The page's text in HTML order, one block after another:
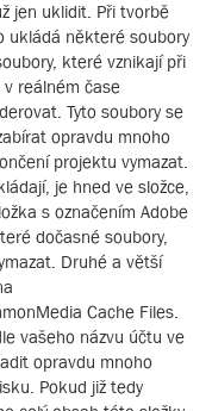
jen uklidit. Při tvorbě
ukládá některé soubory
které vznikají při
reálném čase
Tyto soubory se
opravdu mnoho
projektu vymazat.
je hned ve složce,
s označením Adobe
dočasné soubory,
Druhé a větší
Cache Files.
vašeho názvu účtu ve
opravdu mnoho
Pokud již tedy